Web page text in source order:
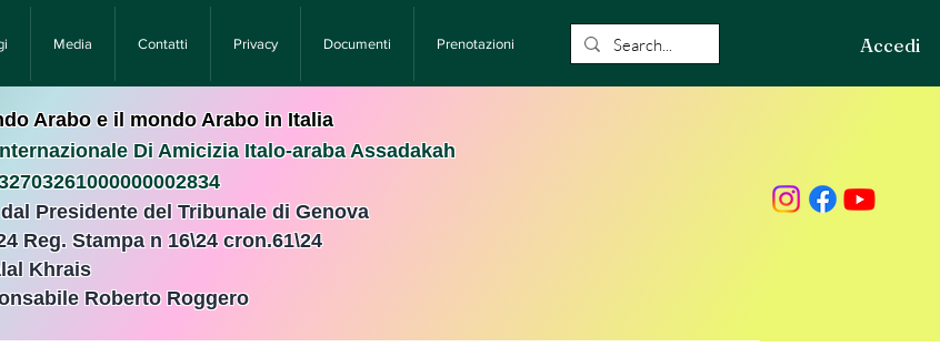
Media Contatti Privacy Documenti Prenotazioni Accedi
Arabo e il mondo Arabo in Italia
Di Amicizia Italo-araba Assadakah
Presidente del Tribunale di Genova
Reg. Stampa n 16\24 cron.61\24
Khrais
Roberto Roggero